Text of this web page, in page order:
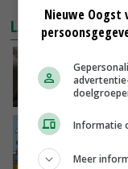
LAATSTE NIEUWS
Nieuwe Oogst
Informatie
Meer